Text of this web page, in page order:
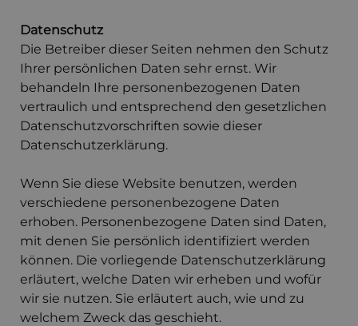
Datenschutz
Die Betreiber dieser Seiten nehmen den Schutz
Ihrer persönlichen Daten sehr ernst. Wir
behandeln Ihre personenbezogenen Daten
vertraulich und entsprechend den gesetzlichen
Datenschutzvorschriften sowie dieser
Datenschutzerklärung.
Wenn Sie diese Website benutzen, werden
verschiedene personenbezogene Daten
erhoben. Personenbezogene Daten sind Daten,
mit denen Sie persönlich identifiziert werden
können. Die vorliegende Datenschutzerklärung
erläutert, welche Daten wir erheben und wofür
wir sie nutzen. Sie erläutert auch, wie und zu
welchem Zweck das geschieht.